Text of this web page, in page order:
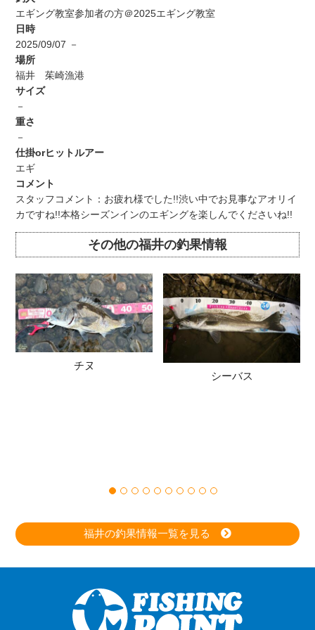
エギング教室参加者の方＠2025エギング教室
日時
2025/09/07 －
場所
福井 茱崎漁港
サイズ
－
重さ
－
仕掛orヒットルアー
エギ
コメント
スタッフコメント：お疲れ様でした!!渋い中でお見事なアオリイ
カですね!!本格シーズンインのエギングを楽しんでくださいね!!
その他の福井の釣果情報
チヌ
シーバス
福井の釣果情報一覧を見る